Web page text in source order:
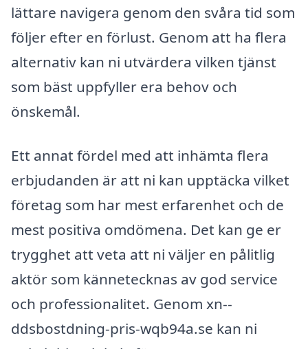
lättare navigera genom den svåra tid som
följer efter en förlust. Genom att ha flera
alternativ kan ni utvärdera vilken tjänst
som bäst uppfyller era behov och
önskemål.
Ett annat fördel med att inhämta flera
erbjudanden är att ni kan upptäcka vilket
företag som har mest erfarenhet och de
mest positiva omdömena. Det kan ge er
trygghet att veta att ni väljer en pålitlig
aktör som kännetecknas av god service
och professionalitet. Genom xn--
ddsbostdning-pris-wqb94a.se kan ni